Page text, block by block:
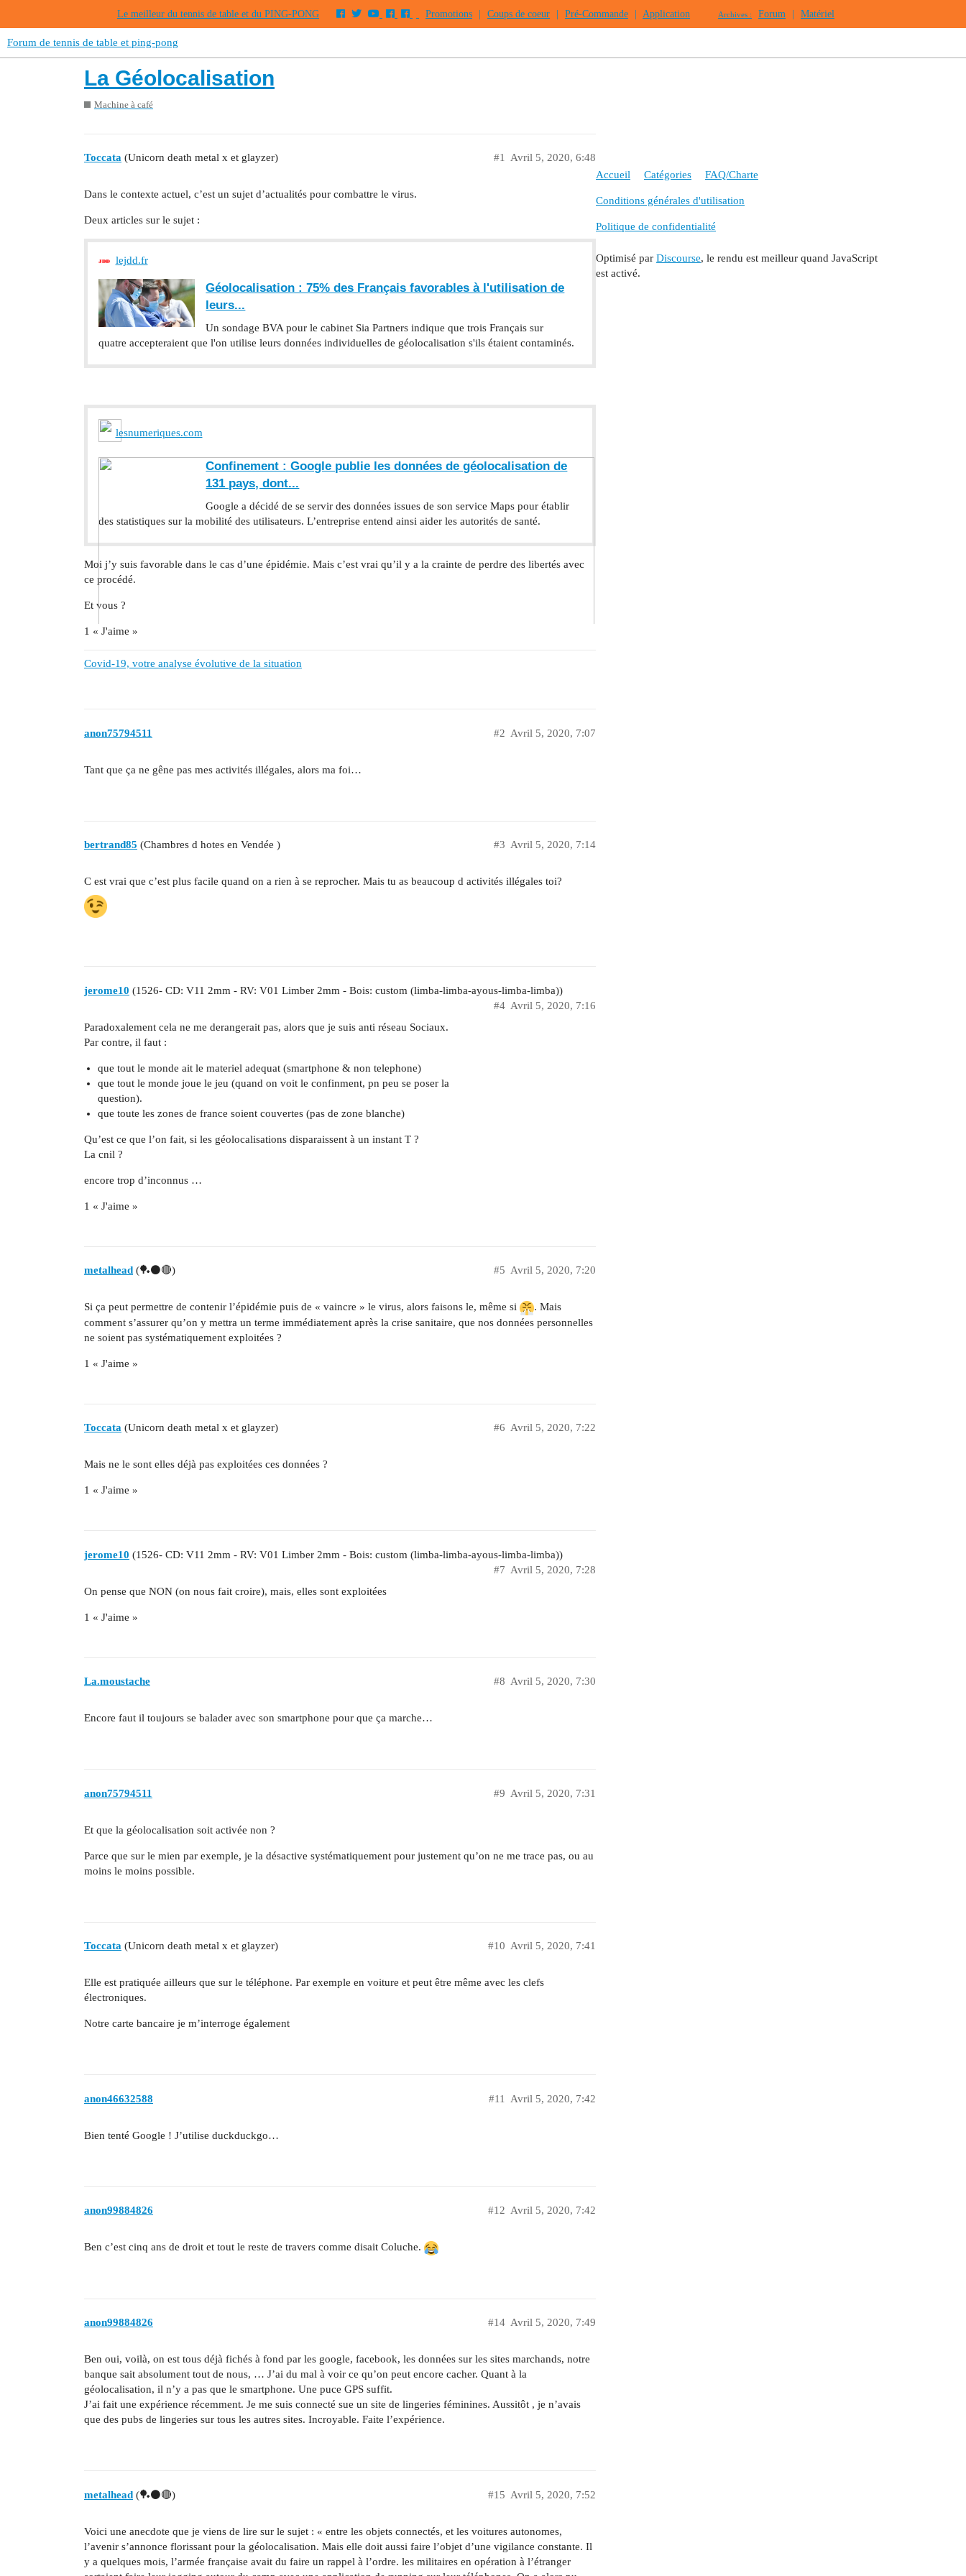
Le meilleur du tennis de table et du PING-PONG Promotions Coups de coeur Pré-Commande Application Archives : Forum Matériel
Forum de tennis de table et ping-pong
La Géolocalisation
Machine à café
Toccata (Unicorn death metal x et glayzer) Avril 5, 2020, 6:48
#1
Dans le contexte actuel, c’est un sujet d’actualités pour combattre le virus.
Deux articles sur le sujet :
lejdd.fr
Géolocalisation : 75% des ­Français favorables à l'utilisation de
leurs...
Un sondage BVA pour le cabinet Sia Partners indique que trois Français sur
quatre accepteraient que l'on utilise leurs données individuelles de géolocalisation s'ils étaient contaminés.
lesnumeriques.com
Confinement : Google publie les données de géolocalisation de
131 pays, dont...
Google a décidé de se servir des données issues de son service Maps pour établir
des statistiques sur la mobilité des utilisateurs. L’entreprise entend ainsi aider les autorités de santé.
Moi j’y suis favorable dans le cas d’une épidémie. Mais c’est vrai qu’il y a la crainte de perdre des libertés avec
ce procédé.
Et vous ?
1 « J'aime »
Covid-19, votre analyse évolutive de la situation
anon75794511 Avril 5, 2020, 7:07
#2
Tant que ça ne gêne pas mes activités illégales, alors ma foi…
bertrand85 (Chambres d hotes en Vendée ) Avril 5, 2020, 7:14
#3
C est vrai que c’est plus facile quand on a rien à se reprocher. Mais tu as beaucoup d activités illégales toi?
jerome10 (1526- CD: V11 2mm - RV: V01 Limber 2mm - Bois: custom (limba-limba-ayous-limba-limba))
Avril 5, 2020, 7:16
#4
Paradoxalement cela ne me derangerait pas, alors que je suis anti réseau Sociaux.
Par contre, il faut :
que tout le monde ait le materiel adequat (smartphone & non telephone)
que tout le monde joue le jeu (quand on voit le confinment, pn peu se poser la
question).
que toute les zones de france soient couvertes (pas de zone blanche)
Qu’est ce que l’on fait, si les géolocalisations disparaissent à un instant T ?
La cnil ?
encore trop d’inconnus …
1 « J'aime »
metalhead (🏓⚫🔴) Avril 5, 2020, 7:20
#5
Si ça peut permettre de contenir l’épidémie puis de « vaincre » le virus, alors faisons le, même si
. Mais
comment s’assurer qu’on y mettra un terme immédiatement après la crise sanitaire, que nos données personnelles
ne soient pas systématiquement exploitées ?
1 « J'aime »
Toccata (Unicorn death metal x et glayzer) Avril 5, 2020, 7:22
#6
Mais ne le sont elles déjà pas exploitées ces données ?
1 « J'aime »
jerome10 (1526- CD: V11 2mm - RV: V01 Limber 2mm - Bois: custom (limba-limba-ayous-limba-limba))
Avril 5, 2020, 7:28
#7
On pense que NON (on nous fait croire), mais, elles sont exploitées
1 « J'aime »
La.moustache Avril 5, 2020, 7:30
#8
Encore faut il toujours se balader avec son smartphone pour que ça marche…
anon75794511 Avril 5, 2020, 7:31
#9
Et que la géolocalisation soit activée non ?
Parce que sur le mien par exemple, je la désactive systématiquement pour justement qu’on ne me trace pas, ou au
moins le moins possible.
Toccata (Unicorn death metal x et glayzer) Avril 5, 2020, 7:41
#10
Elle est pratiquée ailleurs que sur le téléphone. Par exemple en voiture et peut être même avec les clefs
électroniques.
Notre carte bancaire je m’interroge également
anon46632588 Avril 5, 2020, 7:42
#11
Bien tenté Google ! J’utilise duckduckgo…
anon99884826 Avril 5, 2020, 7:42
#12
Ben c’est cinq ans de droit et tout le reste de travers comme disait Coluche.
anon99884826 Avril 5, 2020, 7:49
#14
Ben oui, voilà, on est tous déjà fichés à fond par les google, facebook, les données sur les sites marchands, notre
banque sait absolument tout de nous, … J’ai du mal à voir ce qu’on peut encore cacher. Quant à la
géolocalisation, il n’y a pas que le smartphone. Une puce GPS suffit.
J’ai fait une expérience récemment. Je me suis connecté sue un site de lingeries féminines. Aussitôt , je n’avais
que des pubs de lingeries sur tous les autres sites. Incroyable. Faite l’expérience.
metalhead (🏓⚫🔴) Avril 5, 2020, 7:52
#15
Voici une anecdote que je viens de lire sur le sujet : « entre les objets connectés, et les voitures autonomes,
l’avenir s’annonce florissant pour la géolocalisation. Mais elle doit aussi faire l’objet d’une vigilance constante. Il
y a quelques mois, l’armée française avait du faire un rappel à l’ordre. les militaires en opération à l’étranger
Accueil Catégories FAQ/Charte
Conditions générales d'utilisation
Politique de confidentialité
Optimisé par Discourse, le rendu est meilleur quand JavaScript
est activé.